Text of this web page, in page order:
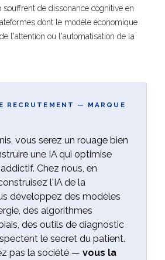
souffrent de dissonance cognitive en
dont le modèle économique
l'attention ou l'automatisation de la
RECRUTEMENT — MARQUE
vous serez un rouage bien
une IA qui optimise
Chez nous, en
l'IA de la
développez des modèles
des algorithmes
des outils de diagnostic
le secret du patient.
pas la société — vous la